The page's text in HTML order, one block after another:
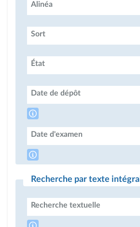
Alinéa
Sort
État
Date de dépôt
Date d'examen
Recherche par texte intégral
Recherche textuelle